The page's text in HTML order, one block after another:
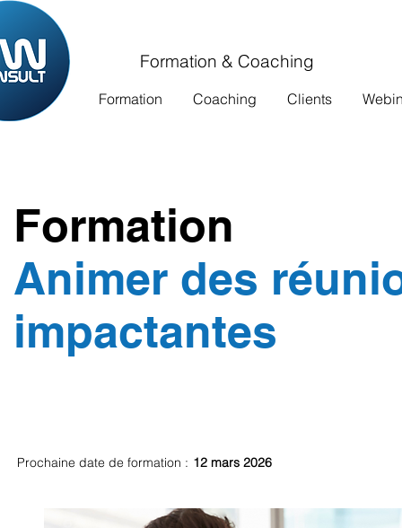
Formation & Coaching
Formation Coaching Clients
Formation
Animer des
impactantes
Prochaine date de formation : 12 mars 2026